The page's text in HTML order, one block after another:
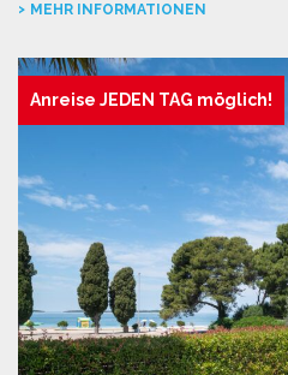
MEHR INFORMATIONEN
Anreise JEDEN TAG möglich!